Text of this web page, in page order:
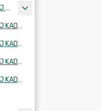
UCHWAŁY RADY MIEJSKIEJ KADENCJA 2002-2006
UCHWAŁY RADY MIEJSKIEJ KADENCJA 2006-2010
UCHWAŁY RADY MIEJSKIEJ KADENCJA 2010-2014
UCHWAŁY RADY MIEJSKIEJ KADENCJA 2018-2024
UCHWAŁY RADY MIEJSKIEJ KADENCJA 2024-2029